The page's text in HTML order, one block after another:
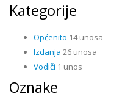
Kategorije
Općenito 14 unosa
Izdanja 26 unosa
Vodiči 1 unos
Oznake